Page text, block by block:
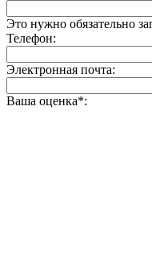
Это нужно обязательно
Телефон:
Электронная почта:
Ваша оценка*: